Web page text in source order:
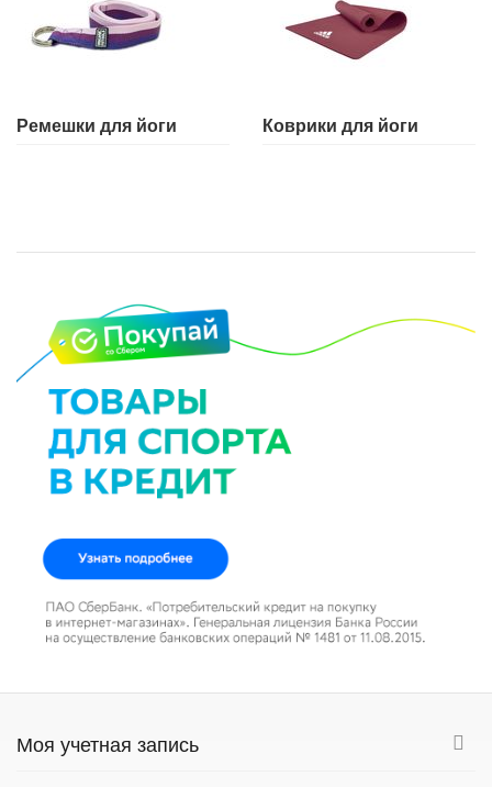
Ремешки для йоги Коврики для йоги
Моя учетная запись